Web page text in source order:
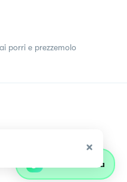
porri e prezzemolo
Parla con olivia